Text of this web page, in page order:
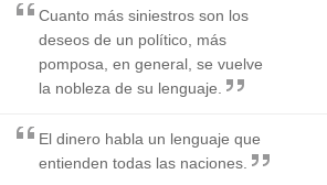
Cuanto más siniestros son los
deseos de un político, más
pomposa, en general, se vuelve
la nobleza de su lenguaje.
El dinero habla un lenguaje que
entienden todas las naciones.